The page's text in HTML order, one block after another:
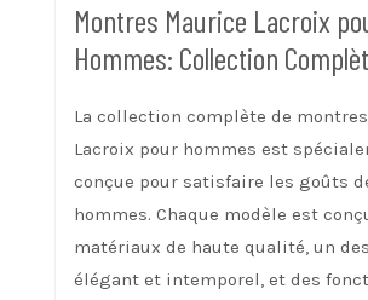
Montres Maurice Lacroix
Hommes: Collection
La collection complète de
Lacroix pour hommes est
conçue pour satisfaire les goûts
hommes. Chaque modèle est
matériaux de haute qualité, un
élégant et intemporel, et des